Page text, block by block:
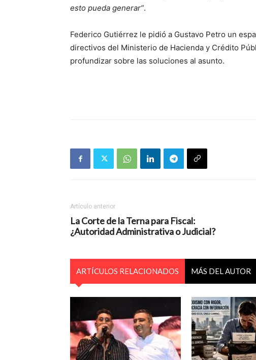
esto pueda generar”.
Federico Gutiérrez le pidió a Gustavo Petro un
directivos del Ministerio de Hacienda y Crédito
profundizar sobre las soluciones al asunto.
Artículo anterior
La Corte de la Terna para Fiscal:
¿Autoridad Administrativa o Judicial?
ARTÍCULOS RELACIONADOS MÁS DEL AUTOR